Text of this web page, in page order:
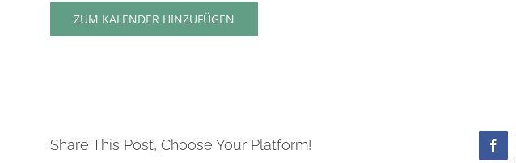
ZUM KALENDER HINZUFÜGEN
Share This Post, Choose Your Platform!